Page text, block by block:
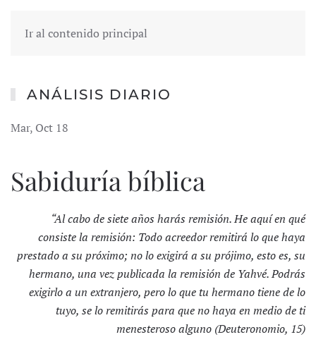
Ir al contenido principal
ANÁLISIS DIARIO
Mar, Oct 18
Sabiduría bíblica
“Al cabo de siete años harás remisión. He aquí en qué
consiste la remisión: Todo acreedor remitirá lo que haya
prestado a su próximo; no lo exigirá a su prójimo, esto es, su
hermano, una vez publicada la remisión de Yahvé. Podrás
exigirlo a un extranjero, pero lo que tu hermano tiene de lo
tuyo, se lo remitirás para que no haya en medio de ti
menesteroso alguno (Deuteronomio, 15)